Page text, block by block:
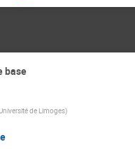
base
de Limoges)